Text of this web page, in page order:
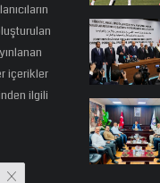
içerikler
ilgili